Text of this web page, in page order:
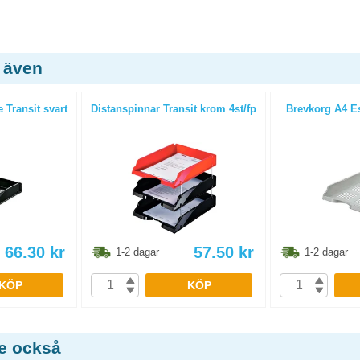
Transit svart
66.30 kr
KÖP
Distanspinnar Transit krom 4st/fp
1-2 dagar 57.50 kr
KÖP
Brevkorg A4
1-2 dagar
också